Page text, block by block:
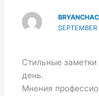
Стильные
день.
Мнения